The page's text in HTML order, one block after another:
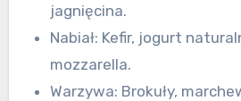
jagnięcina.
Nabiał: Kefir, jogurt
mozzarella.
Warzywa: Brokuły,